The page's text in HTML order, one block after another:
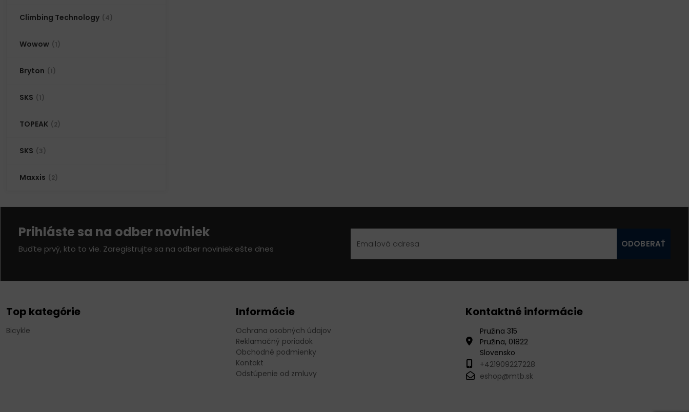
Climbing Technology (4)
Wowow (1)
Bryton (1)
SKS (1)
TOPEAK (2)
SKS (3)
Maxxis (2)
Prihláste sa na odber noviniek
Buďte prvý, kto to vie. Zaregistrujte sa na odber noviniek ešte dnes ODOBERAŤ
Top kategórie
Bicykle
Informácie
Ochrana osobných údajov
Reklamačný poriadok
Obchodné podmienky
Kontakt
Odstúpenie od zmluvy
Kontaktné informácie
Pružina 315
Pružina, 01822
Slovensko
+421909227228
eshop@mtb.sk